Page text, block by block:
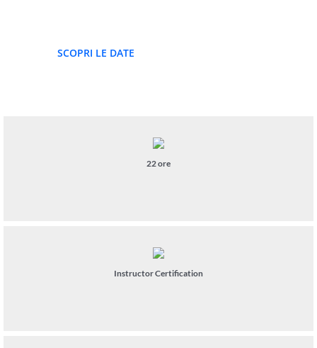
SCOPRI LE DATE
22 ore
Instructor Certification